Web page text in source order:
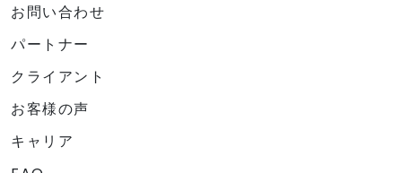
お問い合わせ
パートナー
クライアント
お客様の声
キャリア